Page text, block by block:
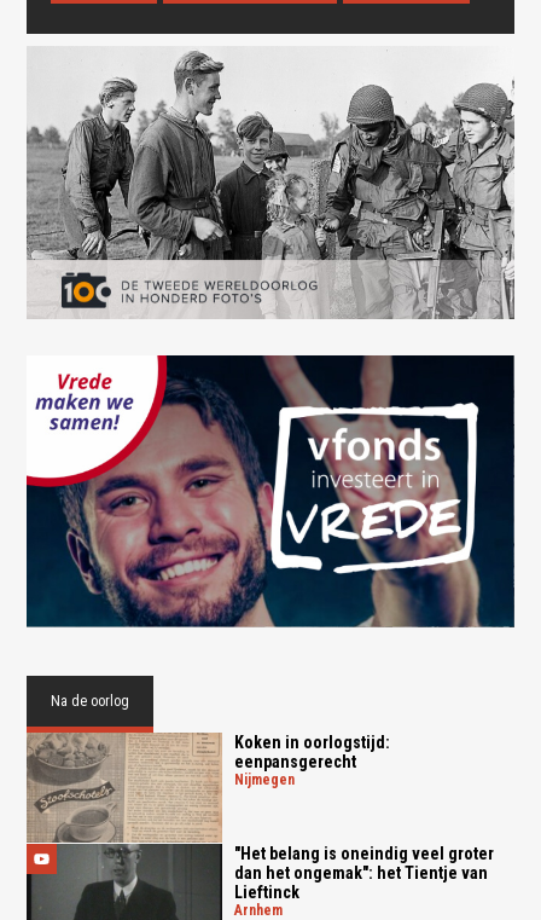
Na de oorlog
Koken in oorlogstijd:
eenpansgerecht
nijmegen
"Het belang is oneindig veel groter
dan het ongemak": het Tientje van
Lieftinck
arnhem